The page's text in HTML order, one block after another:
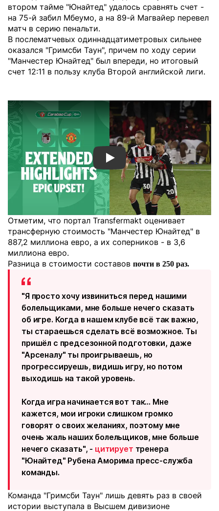
втором тайме "Юнайтед" удалось сравнять счет -
на 75-й забил Мбеумо, а на 89-й Магвайер перевел
матч в серию пенальти.
В послематчевых одиннадцатиметровых сильнее
оказался "Гримсби Таун", причем по ходу серии
"Манчестер Юнайтед" был впереди, но итоговый
счет 12:11 в пользу клуба Второй английской лиги.
Смотреть видео YouTube
Отметим, что портал Transfermakt оценивает
трансферную стоимость "Манчестер Юнайтед" в
887,2 миллиона евро, а их соперников - в 3,6
миллиона евро.
Разница в стоимости составов почти в 250 раз.
"Я просто хочу извиниться перед нашими
болельщиками, мне больше нечего сказать
об игре. Когда в нашем клубе всё так важно,
ты стараешься сделать всё возможное. Ты
пришёл с предсезонной подготовки, даже
"Арсеналу" ты проигрываешь, но
прогрессируешь, видишь игру, но потом
выходишь на такой уровень.
Когда игра начинается вот так… Мне
кажется, мои игроки слишком громко
говорят о своих желаниях, поэтому мне
очень жаль наших болельщиков, мне больше
нечего сказать", - цитирует тренера
"Юнайтед" Рубена Аморима пресс-служба
команды.
Команда "Гримсби Таун" лишь девять раз в своей
истории выступала в Высшем дивизионе